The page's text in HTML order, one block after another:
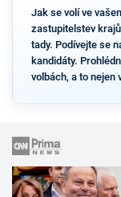
Jak se volí ve
zastupitelstev
tady. Podívejte se
kandidáty.
volbách, a to nejen